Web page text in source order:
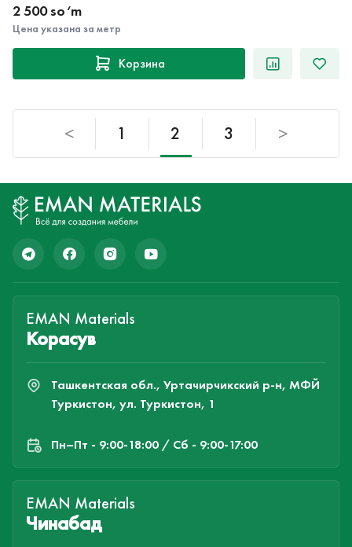
2 500 so‘m
Цена указана за метр
Корзина
< 1 2 3 >
EMAN Materials
Корасув
Ташкентская обл., Уртачирчикский р-н, МФЙ
Туркистон, ул. Туркистон, 1
Пн–Пт - 9:00-18:00 / Сб - 9:00-17:00
EMAN Materials
Чинабад